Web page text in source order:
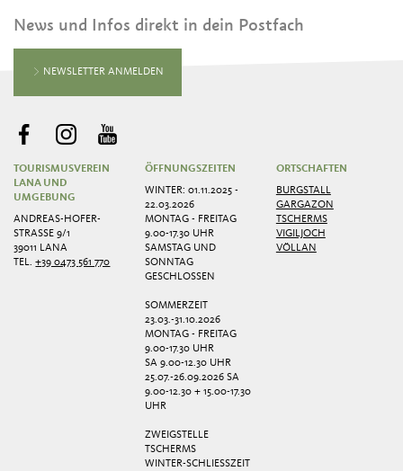
News und Infos direkt in dein Postfach
NEWSLETTER ANMELDEN
TOURISMUSVEREIN
LANA UND
UMGEBUNG
ANDREAS-HOFER-
STRASSE 9/1
39011 LANA
TEL.+39 0473 561 770
ÖFFNUNGSZEITEN
WINTER: 01.11.2025 -
22.03.2026
MONTAG - FREITAG
9.00-17.30 UHR
SAMSTAG UND
SONNTAG
GESCHLOSSEN
SOMMERZEIT
23.03.-31.10.2026
MONTAG - FREITAG
9.00-17.30 UHR
SA 9.00-12.30 UHR
25.07.-26.09.2026 SA
9.00-12.30 + 15.00-17.30
UHR
ZWEIGSTELLE
TSCHERMS
WINTER-SCHLIESSZEIT
ORTSCHAFTEN
BURGSTALL
GARGAZON
TSCHERMS
VIGILJOCH
VÖLLAN